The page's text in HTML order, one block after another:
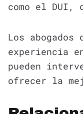
como el DUI,
Los
experiencia
pueden
ofrecer la